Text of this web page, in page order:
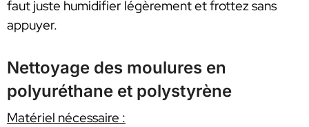
faut juste humidifier légèrement et frottez sans
appuyer.
Nettoyage des moulures en
polyuréthane et polystyrène
Matériel nécessaire :